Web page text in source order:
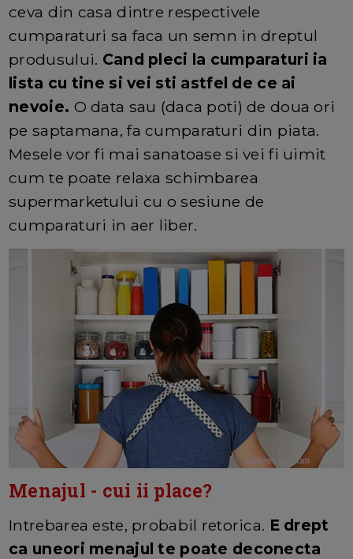
ceva din casa dintre respectivele
cumparaturi sa faca un semn in dreptul
produsului. Cand pleci la cumparaturi ia
lista cu tine si vei sti astfel de ce ai
nevoie. O data sau (daca poti) de doua ori
pe saptamana, fa cumparaturi din piata.
Mesele vor fi mai sanatoase si vei fi uimit
cum te poate relaxa schimbarea
supermarketului cu o sesiune de
cumparaturi in aer liber.
Menajul - cui ii place?
Intrebarea este, probabil retorica. E drept
ca uneori menajul te poate deconecta